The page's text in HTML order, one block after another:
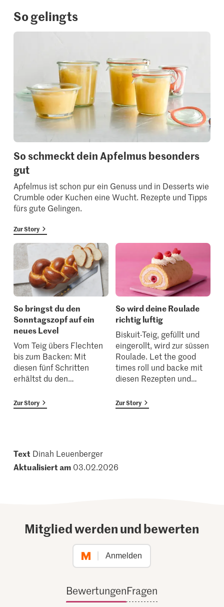
So gelingts
So schmeckt dein Apfelmus besonders
gut
Apfelmus ist schon pur ein Genuss und in Desserts wie
Crumble oder Kuchen eine Wucht. Rezepte und Tipps
fürs gute Gelingen.
Zur Story
So bringst du den
Sonntagszopf auf ein
neues Level
Vom Teig übers Flechten
bis zum Backen: Mit
diesen fünf Schritten
erhältst du den…
Zur Story
So wird deine Roulade
richtig luftig
Biskuit-Teig, gefüllt und
eingerollt, wird zur süssen
Roulade. Let the good
times roll und backe mit
diesen Rezepten und…
Zur Story
Text Dinah Leuenberger
Aktualisiert am 03.02.2026
Mitglied werden und bewerten
Anmelden
BewertungenFragen